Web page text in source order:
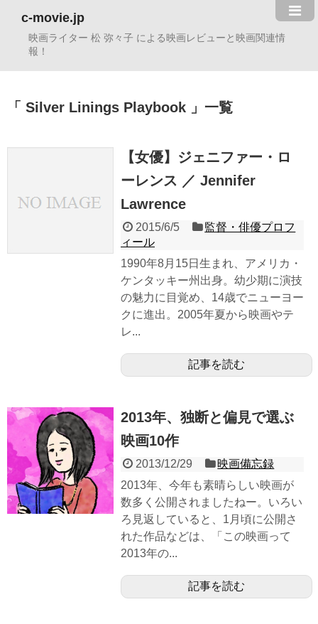
c-movie.jp
映画ライター 松 弥々子 による映画レビューと映画関連情
報！
Silver Linings Playbook 一覧
【女優】ジェニファー・ロ
ーレンス ／ Jennifer
Lawrence
2015/6/5
監督・俳優プロフ
ィール
1990年8月15日生まれ、アメリカ・
ケンタッキー州出身。幼少期に演技
の魅力に目覚め、14歳でニューヨー
クに進出。2005年夏から映画やテ
レ...
記事を読む
2013年、独断と偏見で選ぶ
映画10作
2013/12/29
映画備忘録
2013年、今年も素晴らしい映画が
数多く公開されましたねー。いろい
ろ見返していると、1月頃に公開さ
れた作品などは、「この映画って
2013年の...
記事を読む